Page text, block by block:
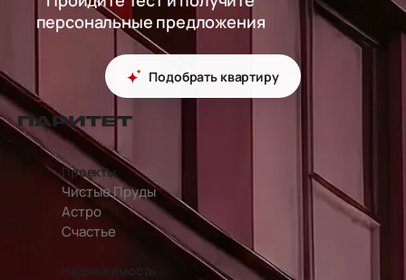
персональные предложения
Подобрать квартиру
перейти на главную страницу
Проекты
Чистые Пруды
Астро
Счастье
Недвижимость